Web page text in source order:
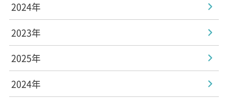
2024年
2023年
2025年
2024年